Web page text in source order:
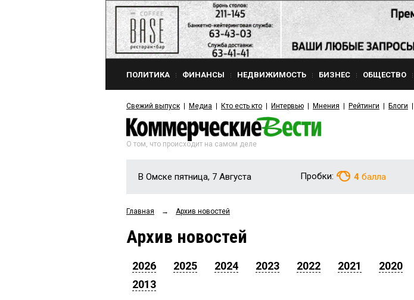
ПОЛИТИКА ФИНАНСЫ НЕДВИЖИМОСТЬ БИЗНЕС ОБЩЕСТВО
Свежий выпуск Медиа Кто есть кто Интервью Мнения Рейтинги Блоги
О том, что происходит на самом деле
В Омске пятница, 7 Августа Пробки: 4 балла
Главная → Архив новостей
Архив новостей
2026 2025 2024 2023 2022 2021 2020
2013